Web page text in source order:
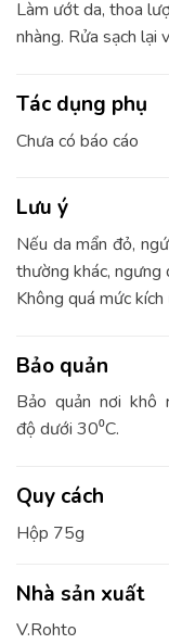
Làm ướt da, thoa
nhàng. Rửa sạch lại
Tác dụng phụ
Chưa có báo cáo
Lưu ý
Nếu da mẩn đỏ,
thường khác, ngưng
Không quá mức kích
Bảo quản
Bảo quản nơi khô
độ dưới 30⁰C.
Quy cách
Hộp 75g
Nhà sản xuất
V.Rohto